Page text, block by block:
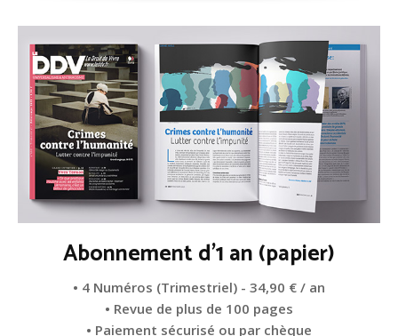
Abonnement d'1 an (papier)
• 4 Numéros (Trimestriel) - 34,90 € / an
• Revue de plus de 100 pages
• Paiement sécurisé ou par chèque